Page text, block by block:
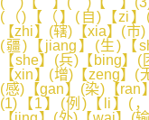
(（)【（】(自)【zi
【zhi】(辖)【xia】(市
(疆)【jiang】(生)【
【she】(兵)【bing】
【xin】(增)【zeng】(
(感)【gan】(染)【ran
(1)【1】(例)【li】(